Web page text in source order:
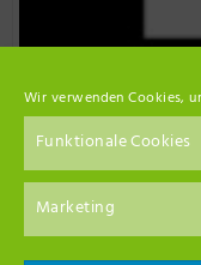
Wir verwenden Cookies,
Funktionale Cookies
Marketing